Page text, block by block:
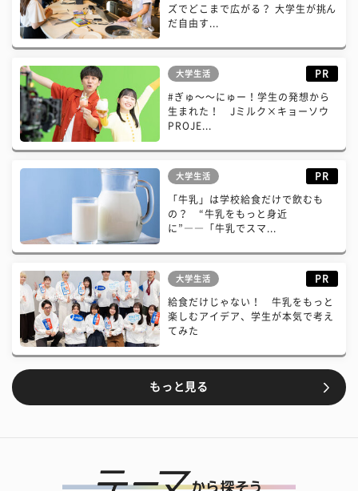
ズでどこまで広がる？ 大学生が挑ん
だ自由す...
大学生活 PR
#ぎゅ〜〜にゅー！学生の発想から
生まれた！ Jミルク×キョーソウ
PROJE...
大学生活 PR
「牛乳」は学校給食だけで飲むも
の？ “牛乳をもっと身近
に”――「牛乳でスマ...
大学生活 PR
給食だけじゃない！ 牛乳をもっと
楽しむアイデア、学生が本気で考え
てみた
もっと見る